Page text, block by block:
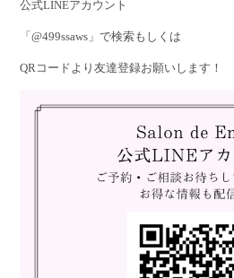
公式LINEアカウント
「@499ssaws」で検索もしくは
QRコードより友達登録お願いします！